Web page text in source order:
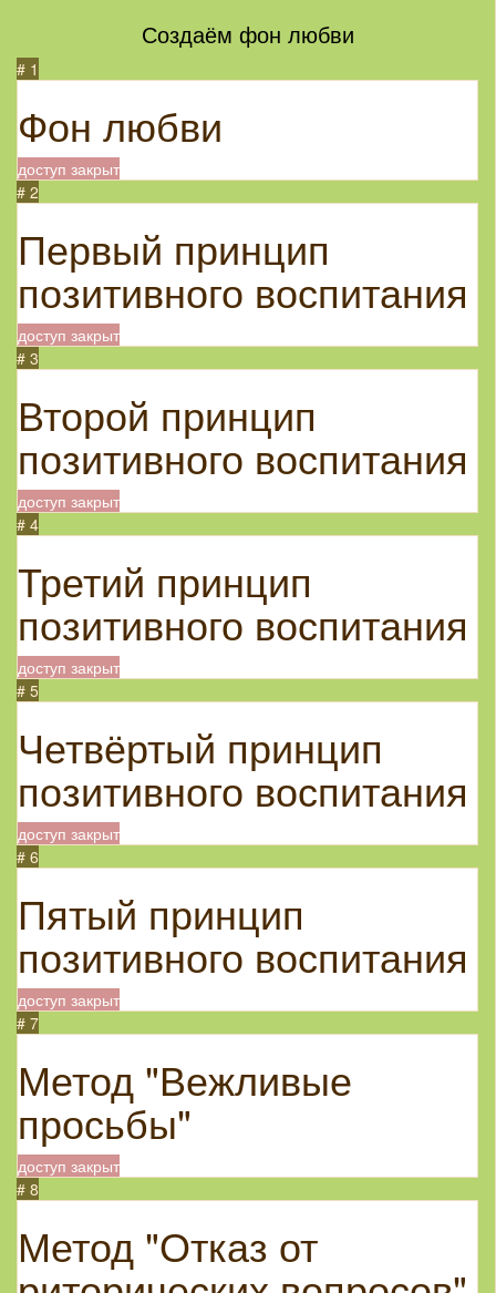
Создаём фон любви
# 1
Фон любви
доступ закрыт
# 2
Первый принцип
позитивного воспитания
доступ закрыт
# 3
Второй принцип
позитивного воспитания
доступ закрыт
# 4
Третий принцип
позитивного воспитания
доступ закрыт
# 5
Четвёртый принцип
позитивного воспитания
доступ закрыт
# 6
Пятый принцип
позитивного воспитания
доступ закрыт
# 7
Метод "Вежливые
просьбы"
доступ закрыт
# 8
Метод "Отказ от